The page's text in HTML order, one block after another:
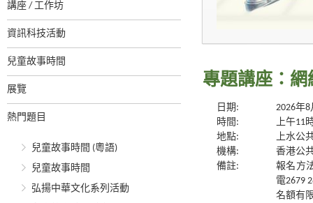
講座 / 工作坊
資訊科技活動
兒童故事時間
展覽
熱門題目
兒童故事時間 (粵語)
兒童故事時間
弘揚中華文化系列活動
專題講座：網
日期:
2026年
時間:
上午11
地點:
上水公
機構:
香港公
備註:
報名方
電2679
名額有